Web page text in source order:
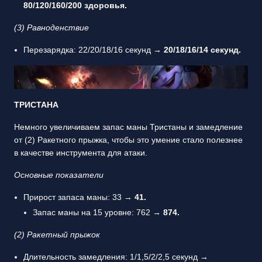
80/120/160/200 здоровья.
(3) Равноденствие
Перезарядка: 22/20/18/16 секунд → 20/18/16/14 секунд.
ТРИСТАНА
Немного увеличиваем запас маны Тристаны и замедление
от (2) Ракетного прыжка, чтобы это умение стало полезнее
в качестве инструмента для атаки.
Основные показатели
Прирост запаса маны: 33 → 41.
Запас маны на 15 уровне: 762 → 874.
(2) Ракетный прыжок
Длительность замедления: 1/1,5/2/2,5 секунд →